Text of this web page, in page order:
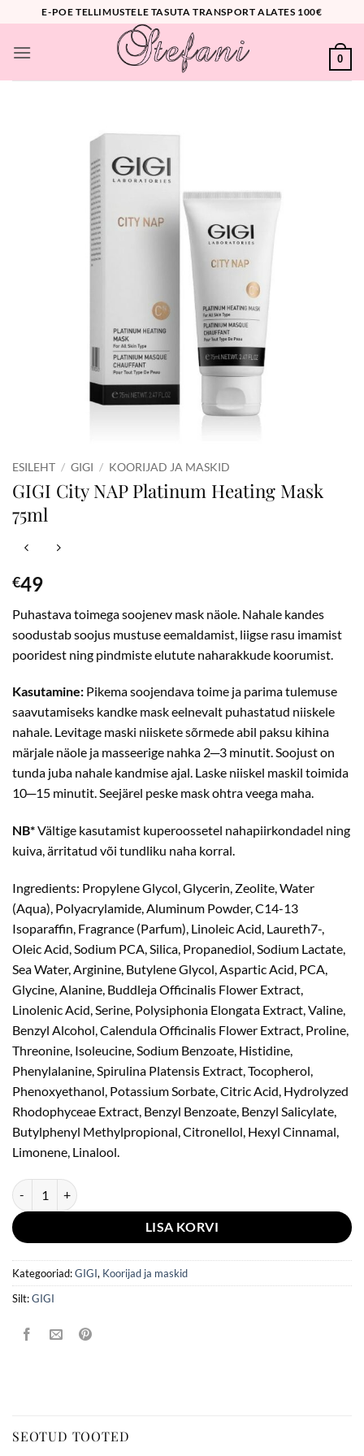
content
E-POE TELLIMUSTELE TASUTA TRANSPORT ALATES 100€
0
ESILEHT / GIGI / KOORIJAD JA MASKID
GIGI City NAP Platinum Heating Mask
75ml
€49
Puhastava toimega soojenev mask näole. Nahale kandes
soodustab soojus mustuse eemaldamist, liigse rasu imamist
pooridest ning pindmiste elutute naharakkude koorumist.
Kasutamine: Pikema soojendava toime ja parima tulemuse
saavutamiseks kandke mask eelnevalt puhastatud niiskele
nahale. Levitage maski niiskete sõrmede abil paksu kihina
märjale näole ja masseerige nahka 2─3 minutit. Soojust on
tunda juba nahale kandmise ajal. Laske niiskel maskil toimida
10─15 minutit. Seejärel peske mask ohtra veega maha.
NB*Vältige kasutamist kuperoossetel nahapiirkondadel ning
kuiva, ärritatud või tundliku naha korral.
Ingredients: Propylene Glycol, Glycerin, Zeolite, Water
(Aqua), Polyacrylamide, Aluminum Powder, C14-13
Isoparaffin, Fragrance (Parfum), Linoleic Acid, Laureth7-,
Oleic Acid, Sodium PCA, Silica, Propanediol, Sodium Lactate,
Sea Water, Arginine, Butylene Glycol, Aspartic Acid, PCA,
Glycine, Alanine, Buddleja Officinalis Flower Extract,
Linolenic Acid, Serine, Polysiphonia Elongata Extract, Valine,
Benzyl Alcohol, Calendula Officinalis Flower Extract, Proline,
Threonine, Isoleucine, Sodium Benzoate, Histidine,
Phenylalanine, Spirulina Platensis Extract, Tocopherol,
Phenoxyethanol, Potassium Sorbate, Citric Acid, Hydrolyzed
Rhodophyceae Extract, Benzyl Benzoate, Benzyl Salicylate,
Butylphenyl Methylpropional, Citronellol, Hexyl Cinnamal,
Limonene, Linalool.
GIGI City NAP Platinum Heating Mask 75ml kogus
LISA KORVI
Kategooriad:GIGI, Koorijad ja maskid
Silt:GIGI
SEOTUD TOOTED